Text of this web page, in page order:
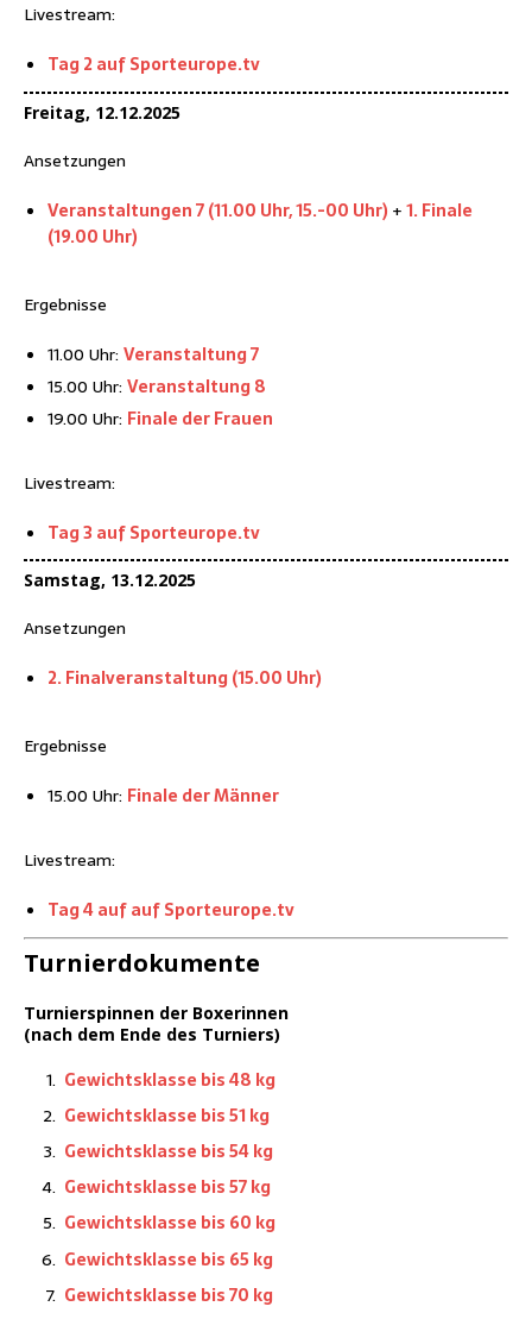
Live­stream:
Tag 2 auf Sporteurope.tv
Frei­tag, 12.12.2025
Anset­zun­gen
Ver­an­stal­tun­gen 7 (11.00 Uhr, 15.-00 Uhr) +1. Fina­le
(19.00 Uhr)
Ergeb­nis­se
11.00 Uhr: Ver­an­stal­tung 7
15.00 Uhr: Ver­an­stal­tung 8
19.00 Uhr: Fina­le der Frauen
Live­stream:
Tag 3 auf Sporteurope.tv
Sams­tag, 13.12.2025
Anset­zun­gen
2. Final­ver­an­stal­tung (15.00 Uhr)
Ergeb­nis­se
15.00 Uhr: Fina­le der Männer
Live­stream:
Tag 4 auf auf Sporteurope.tv
Tur­nier­do­ku­men­te
Tur­nier­spin­nen der Boxerinnen
(nach dem Ende des Turniers)
Gewichts­klas­se bis 48 kg
Gewichts­klas­se bis 51 kg
Gewichts­klas­se bis 54 kg
Gewichts­klas­se bis 57 kg
Gewichts­klas­se bis 60 kg
Gewichts­klas­se bis 65 kg
Gewichts­klas­se bis 70 kg